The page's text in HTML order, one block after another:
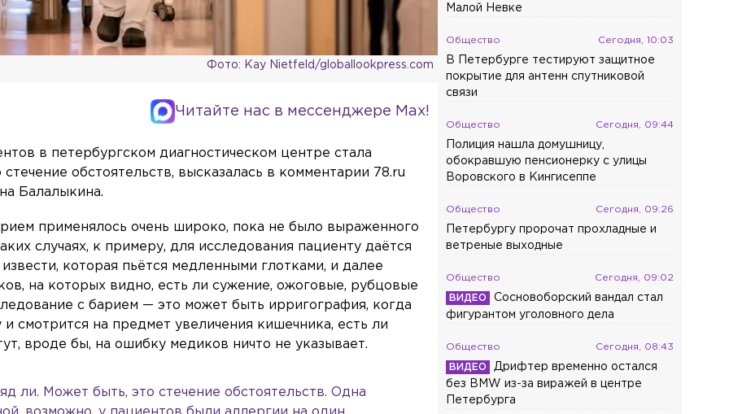
Фото: Kay Nietfeld/globallookpress.com
Читайте нас в мессенджере Max!
в петербургском диагностическом центре стала
обстоятельств, высказалась в комментарии 78.ru
Балалыкина.
применялось очень широко, пока не было выраженного
случаях, к примеру, для исследования пациенту даётся
которая пьётся медленными глотками, и далее
на которых видно, есть ли сужение, ожоговые, рубцовые
с барием — это может быть ирригография, когда
смотрится на предмет увеличения кишечника, есть ли
вроде бы, на ошибку медиков ничто не указывает.
ли. Может быть, это стечение обстоятельств. Одна
Малой Невке
Общество Сегодня, 10:03
В Петербурге тестируют защитное
покрытие для антенн спутниковой
связи
Общество Сегодня, 09:44
Полиция нашла домушницу,
обокравшую пенсионерку с улицы
Воровского в Кингисеппе
Общество Сегодня, 09:26
Петербургу пророчат прохладные и
ветреные выходные
Общество Сегодня, 09:02
Сосновоборский вандал стал
фигурантом уголовного дела
Общество Сегодня, 08:43
Дрифтер временно остался
без BMW из-за виражей в центре
Петербурга